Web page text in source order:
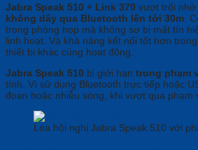
Jabra Speak 510 + Link 370 vượt trội nhờ
không dây qua Bluetooth lên tới 30m .
trong phòng họp mà không sợ bị mất tín
linh hoạt. Và khả năng kết nối tốt hơn
thiết bị khác cùng hoạt động.
Jabra Speak 510 bị giới hạn trong phạm
tính. Vì sử dụng Bluetooth trực tiếp hoặc
đoạn hoặc nhiễu sóng, khi vượt qua phạm
Loa hội nghị Jabra Speak 510 với